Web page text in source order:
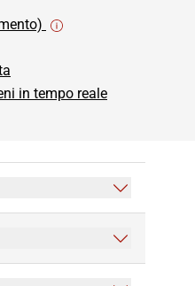
in tempo reale